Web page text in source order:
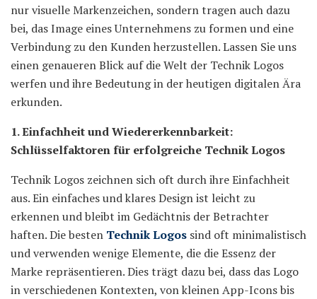
nur visuelle Markenzeichen, sondern tragen auch dazu
bei, das Image eines Unternehmens zu formen und eine
Verbindung zu den Kunden herzustellen. Lassen Sie uns
einen genaueren Blick auf die Welt der Technik Logos
werfen und ihre Bedeutung in der heutigen digitalen Ära
erkunden.
1. Einfachheit und Wiedererkennbarkeit:
Schlüsselfaktoren für erfolgreiche Technik Logos
Technik Logos zeichnen sich oft durch ihre Einfachheit
aus. Ein einfaches und klares Design ist leicht zu
erkennen und bleibt im Gedächtnis der Betrachter
haften. Die besten Technik Logos sind oft minimalistisch
und verwenden wenige Elemente, die die Essenz der
Marke repräsentieren. Dies trägt dazu bei, dass das Logo
in verschiedenen Kontexten, von kleinen App-Icons bis